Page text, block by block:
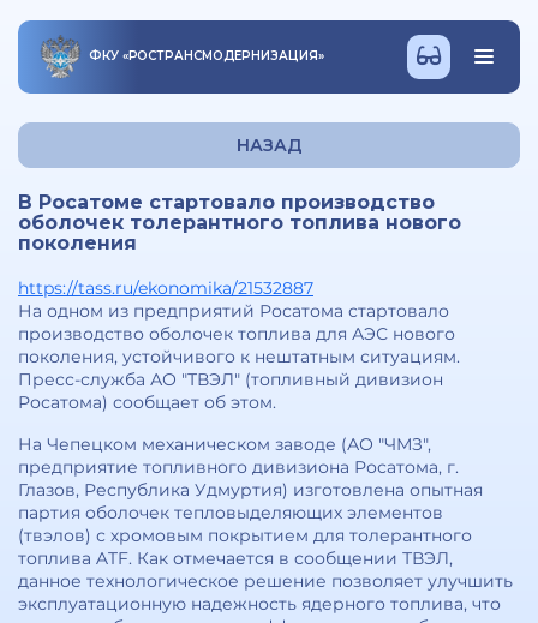
ФКУ «РОСТРАНСМОДЕРНИЗАЦИЯ»
НАЗАД
В Росатоме стартовало производство
оболочек толерантного топлива нового
поколения
https://tass.ru/ekonomika/21532887
На одном из предприятий Росатома стартовало
производство оболочек топлива для АЭС нового
поколения, устойчивого к нештатным ситуациям.
Пресс-служба АО "ТВЭЛ" (топливный дивизион
Росатома) сообщает об этом.
На Чепецком механическом заводе (АО "ЧМЗ",
предприятие топливного дивизиона Росатома, г.
Глазов, Республика Удмуртия) изготовлена опытная
партия оболочек тепловыделяющих элементов
(твэлов) с хромовым покрытием для толерантного
топлива ATF. Как отмечается в сообщении ТВЭЛ,
данное технологическое решение позволяет улучшить
эксплуатационную надежность ядерного топлива, что